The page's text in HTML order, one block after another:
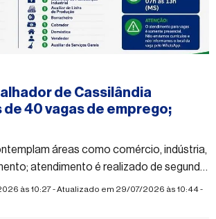
de Cassilândia
40 vagas de emprego;
áreas como comércio, indústria,
atendimento é realizado de segunda
às 10:27 - Atualizado em 29/07/2026 às 10:44 -